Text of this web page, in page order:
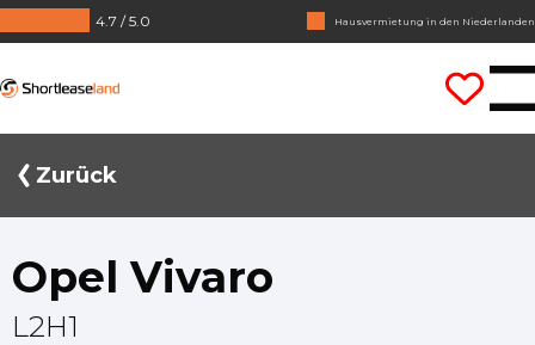
4.7 / 5.0
Keine Jahrezahlen benötigt
Lass uns gleich losfahren
Zurück
Opel Vivaro
L2H1